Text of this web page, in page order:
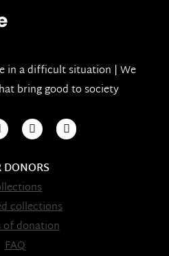
in a difficult situation | We
bring good to society
DONORS
collections
of donation
FAQ